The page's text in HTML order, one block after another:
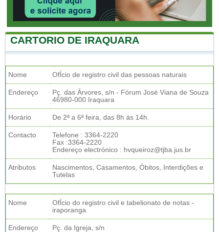
CARTORIO DE IRAQUARA
Nome OfÍcio de registro civil das pessoas naturais
Endereço
Pç. das Árvores, s/n - Fórum José Viana de Souza
46980-000 Iraquara
Horário De 2ª a 6ª feira, das 8h às 14h.
Contacto
Telefone : 3364-2220
Fax :3364-2220
Endereço electrónico : hvqueiroz@tjba.jus.br
Atributos
Nascimentos, Casamentos, Óbitos, Interdições e
Tutelas
Nome
OfÍcio do registro civil e tabelionato de notas -
iraporanga
Endereço
Pç. da Igreja, s/n